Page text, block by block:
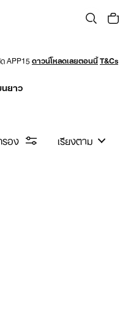
APP15ดาวน์โหลดเลยตอนนี้T&Cs
ยาว
อง เรียงตาม